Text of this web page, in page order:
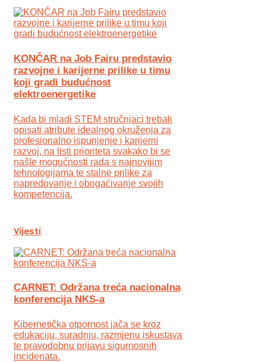
KONČAR na Job Fairu predstavio
razvojne i karijerne prilike u timu
koji gradi budućnost
elektroenergetike
Kada bi mladi STEM stručnjaci trebali
opisati atribute idealnog okruženja za
profesionalno ispunjenje i karijerni
razvoj, na listi prioriteta svakako bi se
našle mogućnosti rada s najnovijim
tehnologijama te stalne prilike za
napredovanje i obogaćivanje svojih
kompetencija.
Vijesti
CARNET: Održana treća nacionalna
konferencija NKS-a
Kibernetička otpornost jača se kroz
edukaciju, suradnju, razmjenu iskustava
te pravodobnu prijavu sigurnosnih
incidenata.